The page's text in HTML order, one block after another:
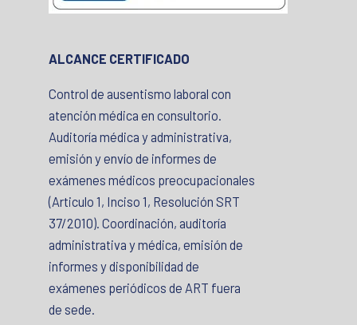
ALCANCE CERTIFICADO
Control de ausentismo laboral con
atención médica en consultorio.
Auditoría médica y administrativa,
emisión y envío de informes de
exámenes médicos preocupacionales
(Articulo 1, Inciso 1, Resolución SRT
37/2010). Coordinación, auditoría
administrativa y médica, emisión de
informes y disponibilidad de
exámenes periódicos de ART fuera
de sede.